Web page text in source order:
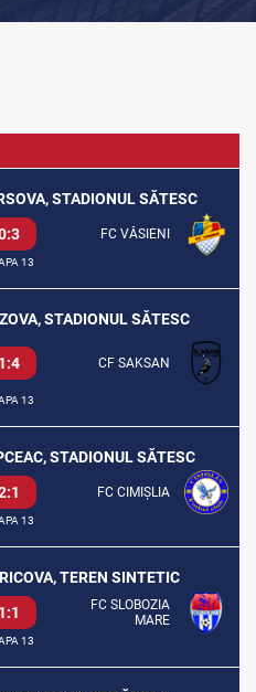
STADIONUL SĂTESC
FC VĂSIENI
13
STADIONUL SĂTESC
1:4 CF SAKSAN
13
STADIONUL SĂTESC
FC CIMIȘLIA
13
TEREN SINTETIC
1:1
FC SLOBOZIA
MARE
13